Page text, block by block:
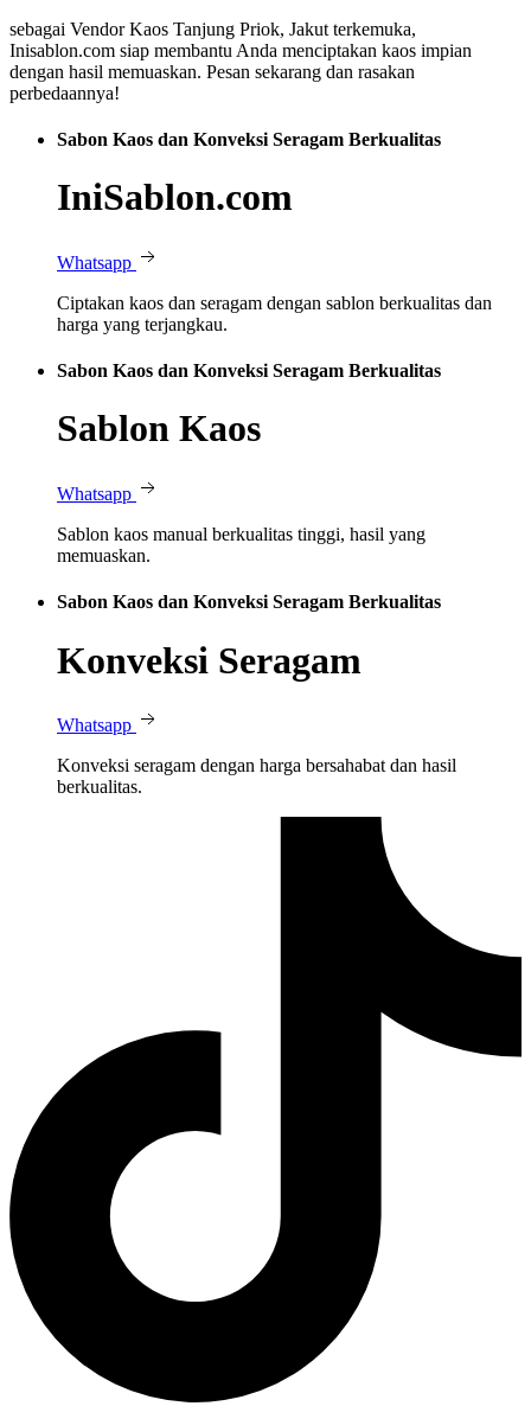
sebagai Vendor Kaos Tanjung Priok, Jakut terkemuka,
Inisablon.com siap membantu Anda menciptakan kaos impian
dengan hasil memuaskan. Pesan sekarang dan rasakan
perbedaannya!
Sabon Kaos dan Konveksi Seragam Berkualitas
IniSablon.com
Whatsapp
Ciptakan kaos dan seragam dengan sablon berkualitas dan
harga yang terjangkau.
Sabon Kaos dan Konveksi Seragam Berkualitas
Sablon Kaos
Whatsapp
Sablon kaos manual berkualitas tinggi, hasil yang
memuaskan.
Sabon Kaos dan Konveksi Seragam Berkualitas
Konveksi Seragam
Whatsapp
Konveksi seragam dengan harga bersahabat dan hasil
berkualitas.